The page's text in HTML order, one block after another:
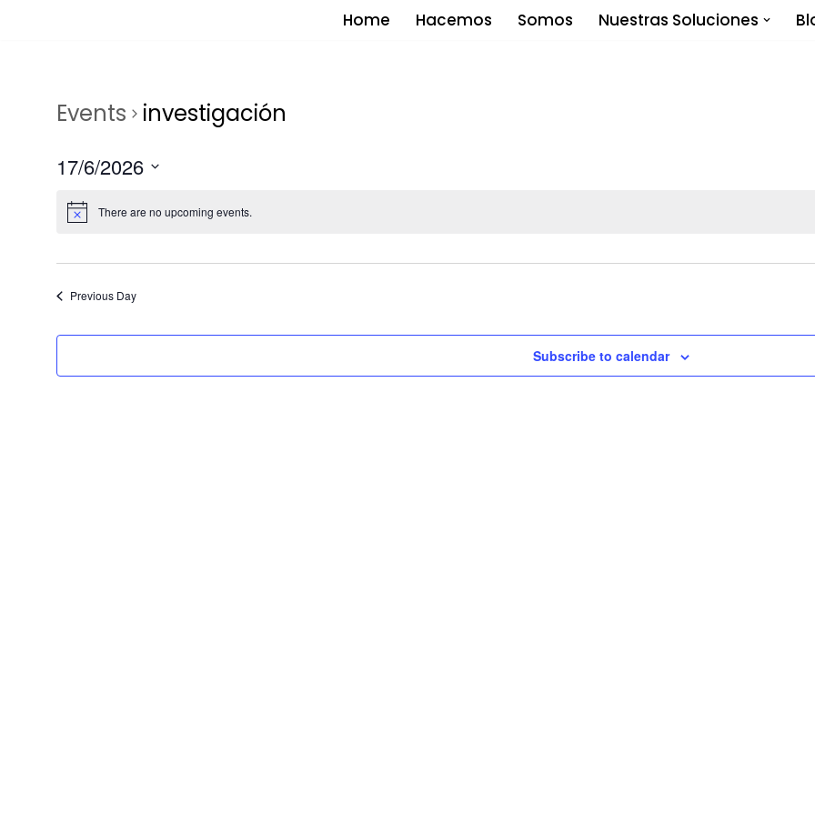
contenido
Home Hacemos Somos Nuestras Soluciones
Events investigación
17/6/2026
date.
There are no upcoming events.
Previous Day
Subscribe to calendar